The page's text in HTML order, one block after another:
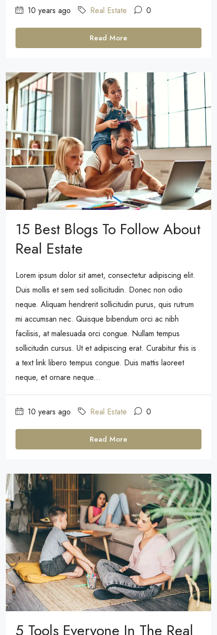
10 years ago Real Estate 0
Read More
15 Best Blogs To Follow About
Real Estate
Lorem ipsum dolor sit amet, consectetur adipiscing elit.
Duis mollis et sem sed sollicitudin. Donec non odio
neque. Aliquam hendrerit sollicitudin purus, quis rutrum
mi accumsan nec. Quisque bibendum orci ac nibh
facilisis, at malesuada orci congue. Nullam tempus
sollicitudin cursus. Ut et adipiscing erat. Curabitur this is
a text link libero tempus congue. Duis mattis laoreet
neque, et ornare neque...
10 years ago Real Estate 0
Read More
5 Tools Everyone In The Real